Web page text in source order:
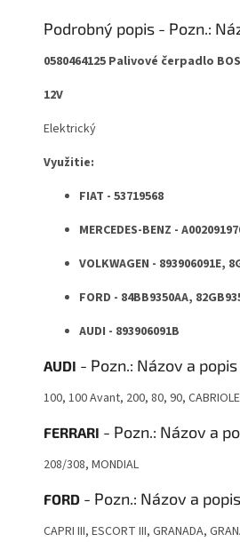
Podrobný popis
0580464125 Palivové čerpadlo
12V
Elektrický
Využitie:
FIAT - 53719568
MERCEDES-BENZ -
VOLKWAGEN - 893906091E,
FORD - 84BB9350AA,
AUDI - 893906091B
AUDI
100, 100 Avant, 200, 80, 90,
FERRARI
208/308, MONDIAL
FORD
CAPRI III, ESCORT III, GRANADA,